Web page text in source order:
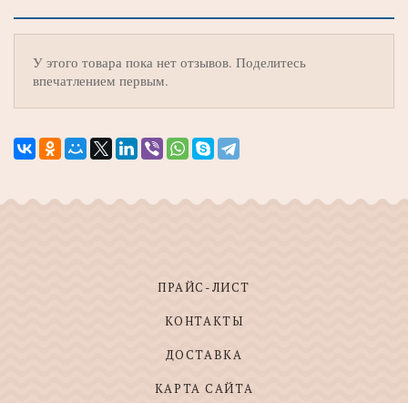
У этого товара пока нет отзывов. Поделитесь
впечатлением первым.
ПРАЙС-ЛИСТ
КОНТАКТЫ
ДОСТАВКА
КАРТА САЙТА